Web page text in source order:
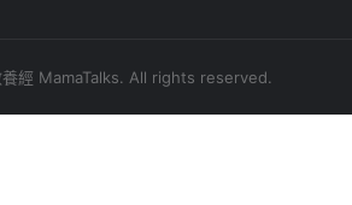
經 MamaTalks. All rights reserved.